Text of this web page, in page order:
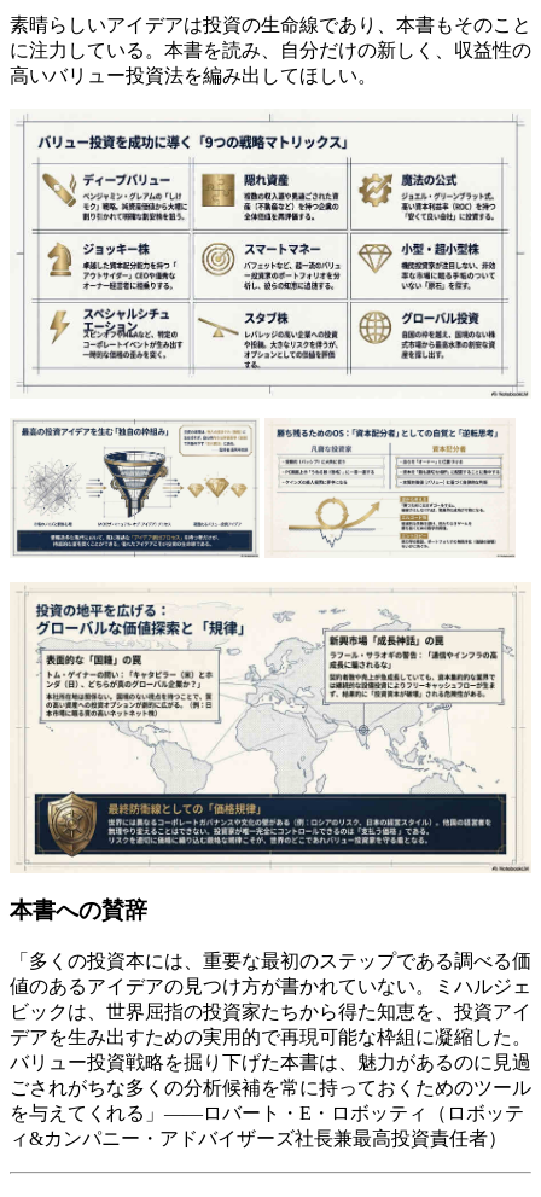
素晴らしいアイデアは投資の生命線であり、本書もそのこと
に注力している。本書を読み、自分だけの新しく、収益性の
高いバリュー投資法を編み出してほしい。
本書への賛辞
「多くの投資本には、重要な最初のステップである調べる価
値のあるアイデアの見つけ方が書かれていない。ミハルジェ
ビックは、世界屈指の投資家たちから得た知恵を、投資アイ
デアを生み出すための実用的で再現可能な枠組に凝縮した。
バリュー投資戦略を掘り下げた本書は、魅力があるのに見過
ごされがちな多くの分析候補を常に持っておくためのツール
を与えてくれる」――ロバート・E・ロボッティ（ロボッテ
ィ&カンパニー・アドバイザーズ社長兼最高投資責任者）